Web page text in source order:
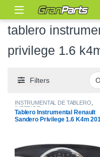
tablero
privilege 1.6
Filters
INSTRUMENTAL DE TABLERO
INTERIOR
Tablero Instrumental Renault
Sandero Privilege 1.6 K4m